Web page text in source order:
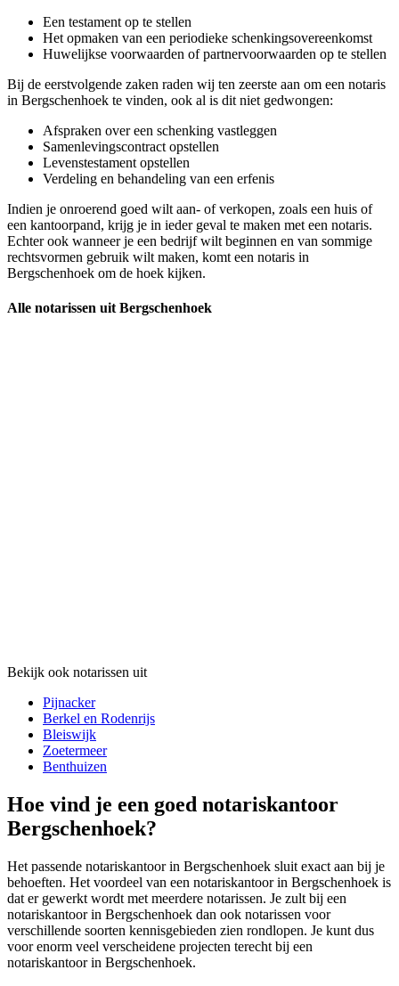
Een testament op te stellen
Het opmaken van een periodieke schenkingsovereenkomst
Huwelijkse voorwaarden of partnervoorwaarden op te stellen
Bij de eerstvolgende zaken raden wij ten zeerste aan om een notaris
in Bergschenhoek te vinden, ook al is dit niet gedwongen:
Afspraken over een schenking vastleggen
Samenlevingscontract opstellen
Levenstestament opstellen
Verdeling en behandeling van een erfenis
Indien je onroerend goed wilt aan- of verkopen, zoals een huis of
een kantoorpand, krijg je in ieder geval te maken met een notaris.
Echter ook wanneer je een bedrijf wilt beginnen en van sommige
rechtsvormen gebruik wilt maken, komt een notaris in
Bergschenhoek om de hoek kijken.
Alle notarissen uit Bergschenhoek
Bekijk ook notarissen uit
Pijnacker
Berkel en Rodenrijs
Bleiswijk
Zoetermeer
Benthuizen
Hoe vind je een goed notariskantoor
Bergschenhoek?
Het passende notariskantoor in Bergschenhoek sluit exact aan bij je
behoeften. Het voordeel van een notariskantoor in Bergschenhoek is
dat er gewerkt wordt met meerdere notarissen. Je zult bij een
notariskantoor in Bergschenhoek dan ook notarissen voor
verschillende soorten kennisgebieden zien rondlopen. Je kunt dus
voor enorm veel verscheidene projecten terecht bij een
notariskantoor in Bergschenhoek.